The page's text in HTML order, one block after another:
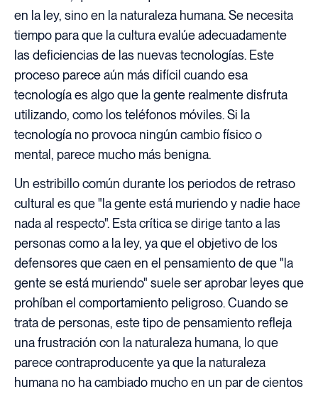
en la ley, sino en la naturaleza humana. Se necesita
tiempo para que la cultura evalúe adecuadamente
las deficiencias de las nuevas tecnologías. Este
proceso parece aún más difícil cuando esa
tecnología es algo que la gente realmente disfruta
utilizando, como los teléfonos móviles. Si la
tecnología no provoca ningún cambio físico o
mental, parece mucho más benigna.
Un estribillo común durante los periodos de retraso
cultural es que "la gente está muriendo y nadie hace
nada al respecto". Esta crítica se dirige tanto a las
personas como a la ley, ya que el objetivo de los
defensores que caen en el pensamiento de que "la
gente se está muriendo" suele ser aprobar leyes que
prohíban el comportamiento peligroso. Cuando se
trata de personas, este tipo de pensamiento refleja
una frustración con la naturaleza humana, lo que
parece contraproducente ya que la naturaleza
humana no ha cambiado mucho en un par de cientos